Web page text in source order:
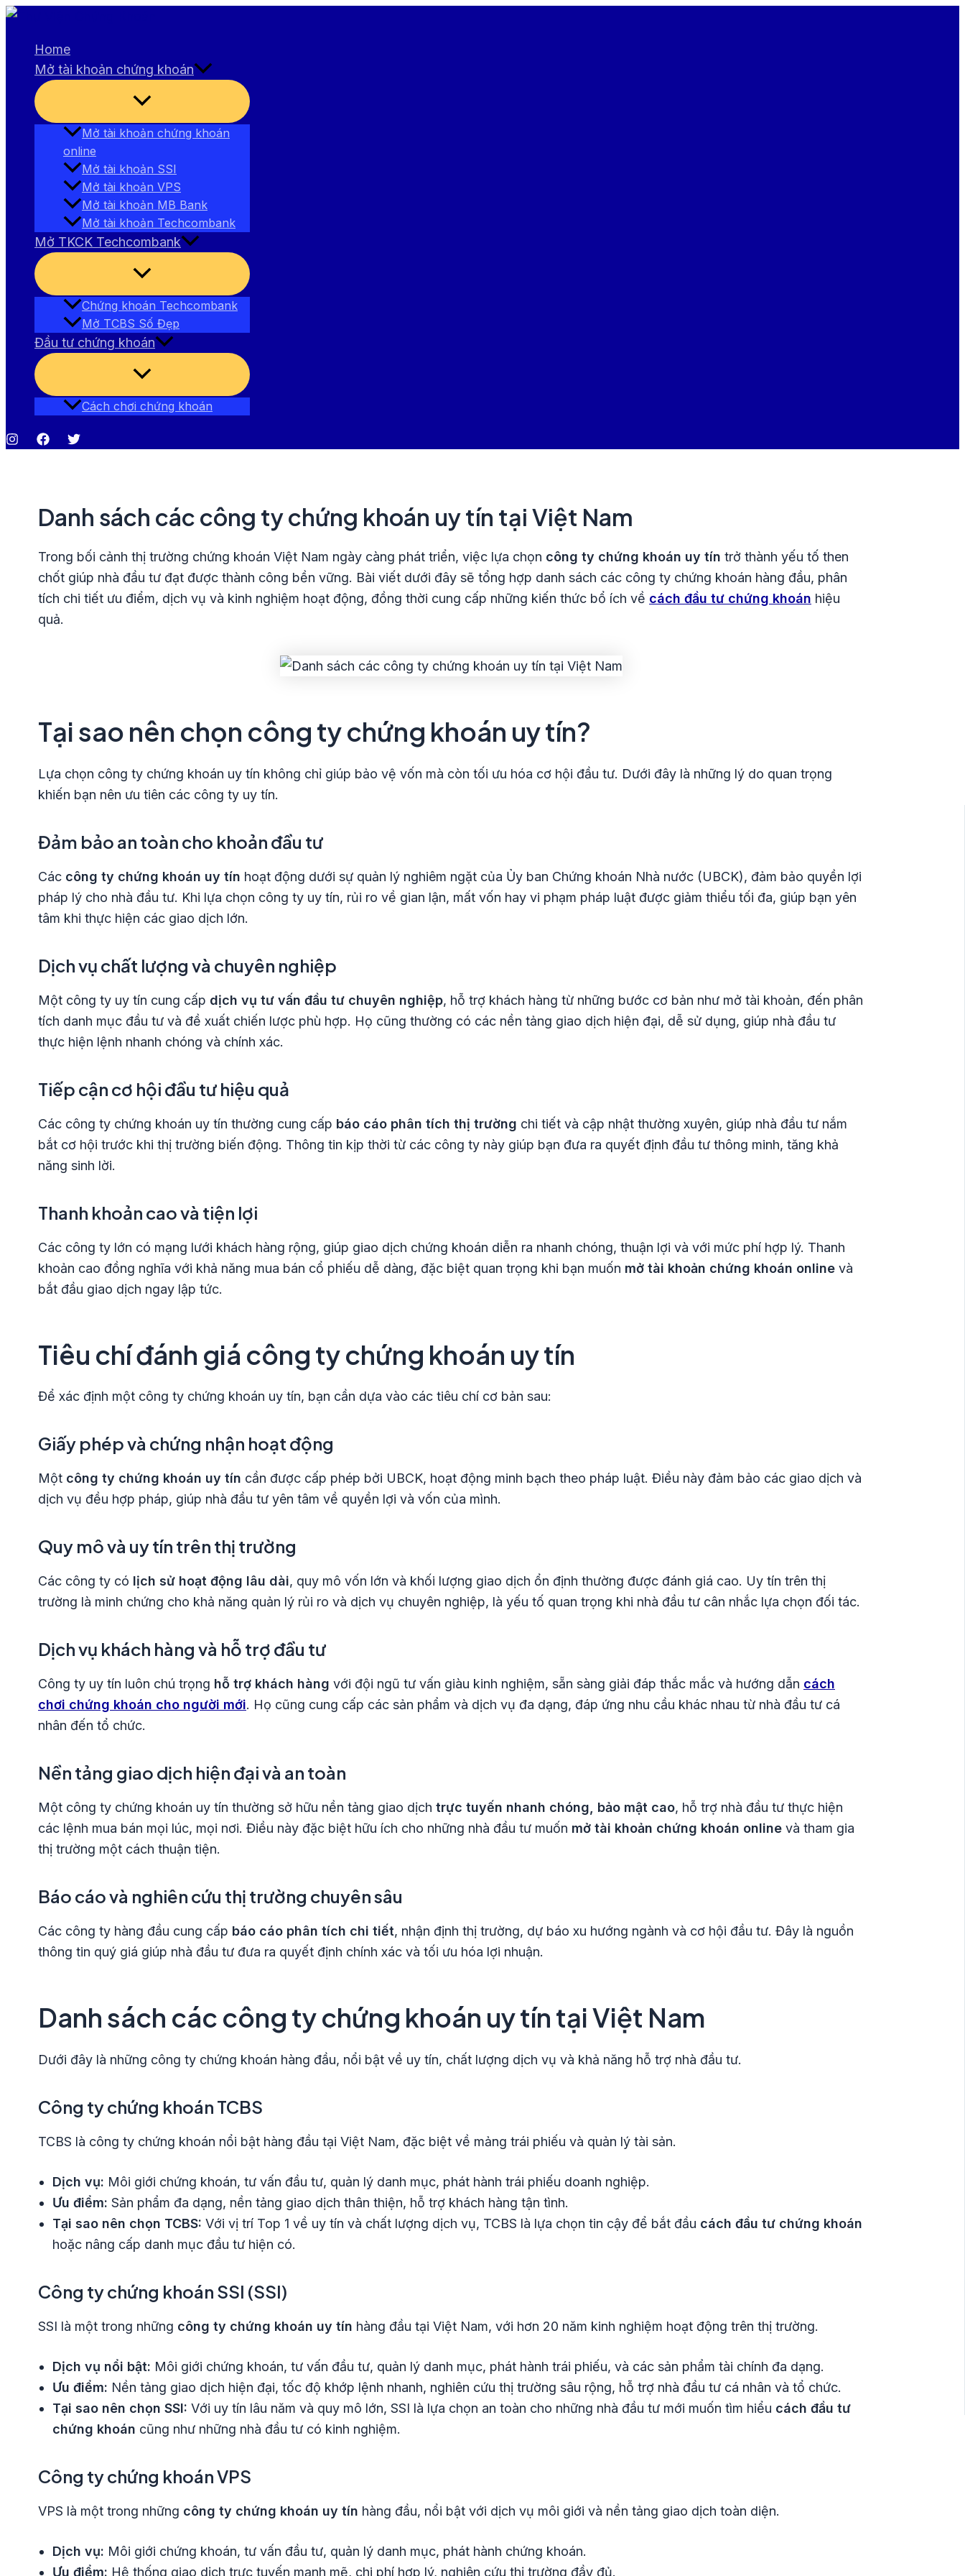
Nhảy
dung
Home
Mở tài khoản chứng khoán
Bật/tắt
Mở tài khoản chứng khoán
online
Mở tài khoản SSI
Mở tài khoản VPS
Mở tài khoản MB Bank
Mở tài khoản Techcombank
Mở TKCK Techcombank
Bật/tắt
Chứng khoán Techcombank
Mở TCBS Số Đẹp
Đầu tư chứng khoán
Bật/tắt
Cách chơi chứng khoán
Danh sách các công ty chứng khoán uy tín tại Việt Nam
Trong bối cảnh thị trường chứng khoán Việt Nam ngày càng phát triển, việc lựa chọn công ty chứng khoán uy tín trở thành yếu tố then
chốt giúp nhà đầu tư đạt được thành công bền vững. Bài viết dưới đây sẽ tổng hợp danh sách các công ty chứng khoán hàng đầu, phân
tích chi tiết ưu điểm, dịch vụ và kinh nghiệm hoạt động, đồng thời cung cấp những kiến thức bổ ích về cách đầu tư chứng khoán hiệu
quả.
Tại sao nên chọn công ty chứng khoán uy tín?
Lựa chọn công ty chứng khoán uy tín không chỉ giúp bảo vệ vốn mà còn tối ưu hóa cơ hội đầu tư. Dưới đây là những lý do quan trọng
khiến bạn nên ưu tiên các công ty uy tín.
Đảm bảo an toàn cho khoản đầu tư
Các công ty chứng khoán uy tín hoạt động dưới sự quản lý nghiêm ngặt của Ủy ban Chứng khoán Nhà nước (UBCK), đảm bảo quyền lợi
pháp lý cho nhà đầu tư. Khi lựa chọn công ty uy tín, rủi ro về gian lận, mất vốn hay vi phạm pháp luật được giảm thiểu tối đa, giúp bạn yên
tâm khi thực hiện các giao dịch lớn.
Dịch vụ chất lượng và chuyên nghiệp
Một công ty uy tín cung cấp dịch vụ tư vấn đầu tư chuyên nghiệp, hỗ trợ khách hàng từ những bước cơ bản như mở tài khoản, đến phân
tích danh mục đầu tư và đề xuất chiến lược phù hợp. Họ cũng thường có các nền tảng giao dịch hiện đại, dễ sử dụng, giúp nhà đầu tư
thực hiện lệnh nhanh chóng và chính xác.
Tiếp cận cơ hội đầu tư hiệu quả
Các công ty chứng khoán uy tín thường cung cấp báo cáo phân tích thị trường chi tiết và cập nhật thường xuyên, giúp nhà đầu tư nắm
bắt cơ hội trước khi thị trường biến động. Thông tin kịp thời từ các công ty này giúp bạn đưa ra quyết định đầu tư thông minh, tăng khả
năng sinh lời.
Thanh khoản cao và tiện lợi
Các công ty lớn có mạng lưới khách hàng rộng, giúp giao dịch chứng khoán diễn ra nhanh chóng, thuận lợi và với mức phí hợp lý. Thanh
khoản cao đồng nghĩa với khả năng mua bán cổ phiếu dễ dàng, đặc biệt quan trọng khi bạn muốn mở tài khoản chứng khoán online và
bắt đầu giao dịch ngay lập tức.
Tiêu chí đánh giá công ty chứng khoán uy tín
Để xác định một công ty chứng khoán uy tín, bạn cần dựa vào các tiêu chí cơ bản sau:
Giấy phép và chứng nhận hoạt động
Một công ty chứng khoán uy tín cần được cấp phép bởi UBCK, hoạt động minh bạch theo pháp luật. Điều này đảm bảo các giao dịch và
dịch vụ đều hợp pháp, giúp nhà đầu tư yên tâm về quyền lợi và vốn của mình.
Quy mô và uy tín trên thị trường
Các công ty có lịch sử hoạt động lâu dài, quy mô vốn lớn và khối lượng giao dịch ổn định thường được đánh giá cao. Uy tín trên thị
trường là minh chứng cho khả năng quản lý rủi ro và dịch vụ chuyên nghiệp, là yếu tố quan trọng khi nhà đầu tư cân nhắc lựa chọn đối tác.
Dịch vụ khách hàng và hỗ trợ đầu tư
Công ty uy tín luôn chú trọng hỗ trợ khách hàng với đội ngũ tư vấn giàu kinh nghiệm, sẵn sàng giải đáp thắc mắc và hướng dẫn cách
chơi chứng khoán cho người mới. Họ cũng cung cấp các sản phẩm và dịch vụ đa dạng, đáp ứng nhu cầu khác nhau từ nhà đầu tư cá
nhân đến tổ chức.
Nền tảng giao dịch hiện đại và an toàn
Một công ty chứng khoán uy tín thường sở hữu nền tảng giao dịch trực tuyến nhanh chóng, bảo mật cao, hỗ trợ nhà đầu tư thực hiện
các lệnh mua bán mọi lúc, mọi nơi. Điều này đặc biệt hữu ích cho những nhà đầu tư muốn mở tài khoản chứng khoán online và tham gia
thị trường một cách thuận tiện.
Báo cáo và nghiên cứu thị trường chuyên sâu
Các công ty hàng đầu cung cấp báo cáo phân tích chi tiết, nhận định thị trường, dự báo xu hướng ngành và cơ hội đầu tư. Đây là nguồn
thông tin quý giá giúp nhà đầu tư đưa ra quyết định chính xác và tối ưu hóa lợi nhuận.
Danh sách các công ty chứng khoán uy tín tại Việt Nam
Dưới đây là những công ty chứng khoán hàng đầu, nổi bật về uy tín, chất lượng dịch vụ và khả năng hỗ trợ nhà đầu tư.
Công ty chứng khoán TCBS
TCBS là công ty chứng khoán nổi bật hàng đầu tại Việt Nam, đặc biệt về mảng trái phiếu và quản lý tài sản.
Dịch vụ: Môi giới chứng khoán, tư vấn đầu tư, quản lý danh mục, phát hành trái phiếu doanh nghiệp.
Ưu điểm: Sản phẩm đa dạng, nền tảng giao dịch thân thiện, hỗ trợ khách hàng tận tình.
Tại sao nên chọn TCBS: Với vị trí Top 1 về uy tín và chất lượng dịch vụ, TCBS là lựa chọn tin cậy để bắt đầu cách đầu tư chứng khoán
hoặc nâng cấp danh mục đầu tư hiện có.
Công ty chứng khoán SSI (SSI)
SSI là một trong những công ty chứng khoán uy tín hàng đầu tại Việt Nam, với hơn 20 năm kinh nghiệm hoạt động trên thị trường.
Dịch vụ nổi bật: Môi giới chứng khoán, tư vấn đầu tư, quản lý danh mục, phát hành trái phiếu, và các sản phẩm tài chính đa dạng.
Ưu điểm: Nền tảng giao dịch hiện đại, tốc độ khớp lệnh nhanh, nghiên cứu thị trường sâu rộng, hỗ trợ nhà đầu tư cá nhân và tổ chức.
Tại sao nên chọn SSI: Với uy tín lâu năm và quy mô lớn, SSI là lựa chọn an toàn cho những nhà đầu tư mới muốn tìm hiểu cách đầu tư
chứng khoán cũng như những nhà đầu tư có kinh nghiệm.
Công ty chứng khoán VPS
VPS là một trong những công ty chứng khoán uy tín hàng đầu, nổi bật với dịch vụ môi giới và nền tảng giao dịch toàn diện.
Dịch vụ: Môi giới chứng khoán, tư vấn đầu tư, quản lý danh mục, phát hành chứng khoán.
Ưu điểm: Hệ thống giao dịch trực tuyến mạnh mẽ, chi phí hợp lý, nghiên cứu thị trường đầy đủ.